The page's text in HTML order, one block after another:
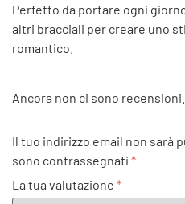
Perfetto da portare ogni
altri bracciali per creare uno
romantico.
Ancora non ci sono recensioni.
Il tuo indirizzo email non sarà
sono contrassegnati *
La tua valutazione *